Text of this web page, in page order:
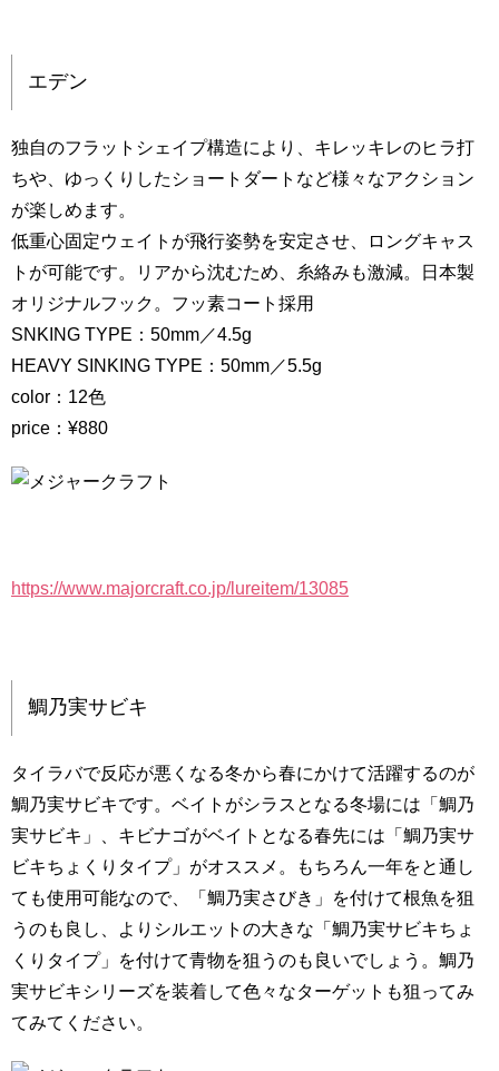
エデン
独自のフラットシェイプ構造により、キレッキレのヒラ打
ちや、ゆっくりしたショートダートなど様々なアクション
が楽しめます。
低重心固定ウェイトが飛行姿勢を安定させ、ロングキャス
トが可能です。リアから沈むため、糸絡みも激減。日本製
オリジナルフック。フッ素コート採用
SNKING TYPE：50mm／4.5g
HEAVY SINKING TYPE：50mm／5.5g
color：12色
price：¥880
https://www.majorcraft.co.jp/lureitem/13085
鯛乃実サビキ
タイラバで反応が悪くなる冬から春にかけて活躍するのが
鯛乃実サビキです。ベイトがシラスとなる冬場には「鯛乃
実サビキ」、キビナゴがベイトとなる春先には「鯛乃実サ
ビキちょくりタイプ」がオススメ。もちろん一年をと通し
ても使用可能なので、「鯛乃実さびき」を付けて根魚を狙
うのも良し、よりシルエットの大きな「鯛乃実サビキちょ
くりタイプ」を付けて青物を狙うのも良いでしょう。鯛乃
実サビキシリーズを装着して色々なターゲットも狙ってみ
てみてください。